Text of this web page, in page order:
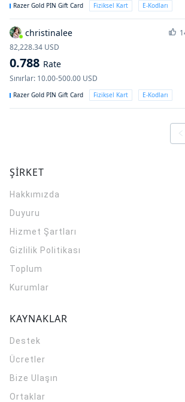
Razer Gold PIN Gift Card Fiziksel Kart E-Kodları
christinalee
82,228.34 USD
0.788 Rate
Sınırlar: 10.00-500.00 USD
Razer Gold PIN Gift Card Fiziksel Kart E-Kodları
ŞİRKET
Hakkımızda
Duyuru
Hizmet Şartları
Gizlilik Politikası
Toplum
Kurumlar
KAYNAKLAR
Destek
Ücretler
Bize Ulaşın
Ortaklar